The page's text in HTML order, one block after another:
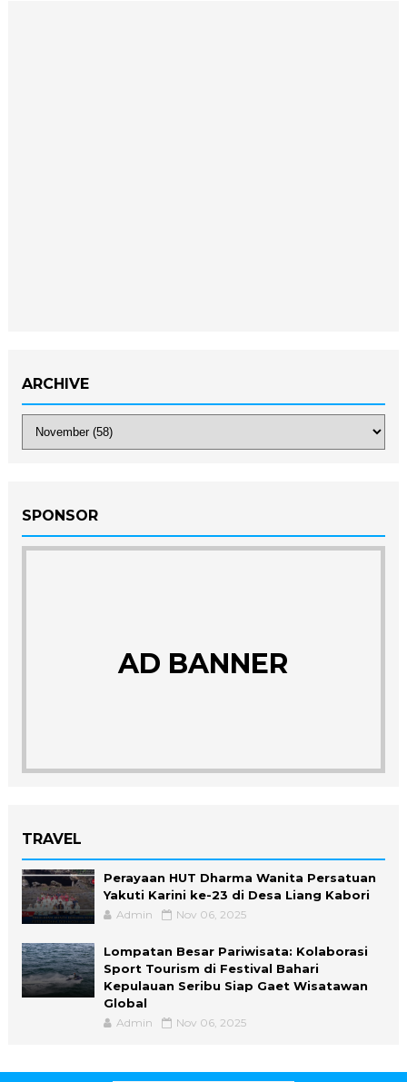
ARCHIVE
SPONSOR
AD BANNER
TRAVEL
Perayaan HUT Dharma Wanita Persatuan
Yakuti Karini ke-23 di Desa Liang Kabori
Admin Nov 06, 2025
Lompatan Besar Pariwisata: Kolaborasi
Sport Tourism di Festival Bahari
Kepulauan Seribu Siap Gaet Wisatawan
Global
Admin Nov 06, 2025